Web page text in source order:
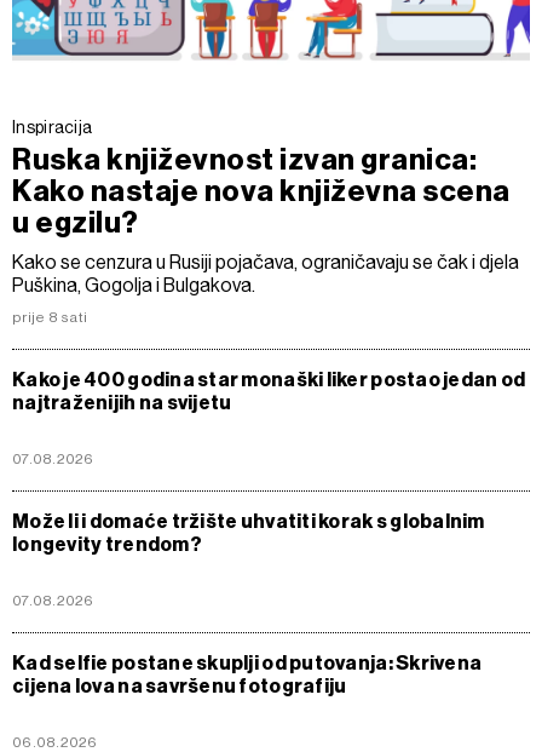
Inspiracija
Ruska književnost izvan granica:
Kako nastaje nova književna scena
u egzilu?
Kako se cenzura u Rusiji pojačava, ograničavaju se čak i djela
Puškina, Gogolja i Bulgakova.
prije 8 sati
Kako je 400 godina star monaški liker postao jedan od
najtraženijih na svijetu
07.08.2026
Može li i domaće tržište uhvatiti korak s globalnim
longevity trendom?
07.08.2026
Kad selfie postane skuplji od putovanja: Skrivena
cijena lova na savršenu fotografiju
06.08.2026